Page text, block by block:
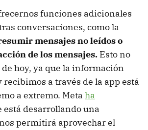
funciones adicionales
conversaciones, como la
mensajes no leídos o
de los mensajes. Esto no
hoy, ya que la información
recibimos a través de la app está
a extremo. Meta ha
está desarrollando una
permitirá aprovechar el